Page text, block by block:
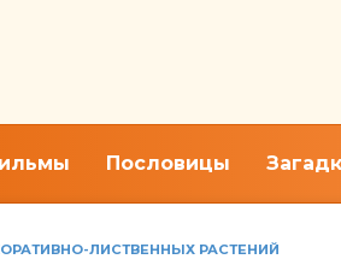
Пословицы
ЛИСТВЕННЫХ РАСТЕНИЙ